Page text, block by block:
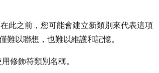
此之前，您可能會建立新類別來代表這項
難以聯想，也難以維護和記憶。
修飾符類別名稱。